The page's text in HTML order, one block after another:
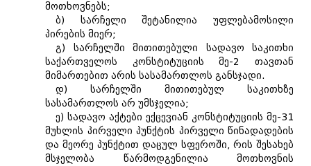
მოთხოვნებს;
ბ) სარჩელი შეტანილია უფლებამოსილი
პირების მიერ;
გ) სარჩელში მითითებული სადავო საკითხი
საქართველოს კონსტიტუციის მე-2 თავთან
მიმართებით არის სასამართლოს განსჯადი.
დ) სარჩელში მითითებულ საკითხზე
სასამართლოს არ უმსჯელია;
ე) სადავო აქტები ექცევიან კონსტიტუციის მე-31
მუხლის პირველი პუნქტის პირველი წინადადების
და მეორე პუნქტით დაცულ სფეროში, რის შესახებ
მსჯელობა წარმოდგენილია მოთხოვნის